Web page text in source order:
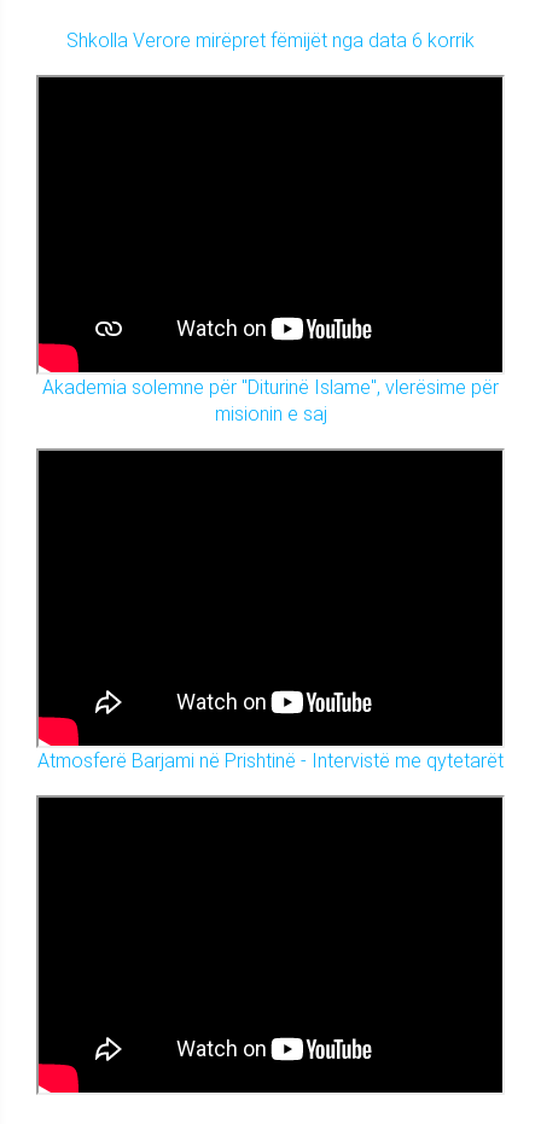
Shkolla Verore mirëpret fëmijët nga data 6 korrik
Akademia solemne për "Diturinë Islame", vlerësime për
misionin e saj
Atmosferë Barjami në Prishtinë - Intervistë me qytetarët